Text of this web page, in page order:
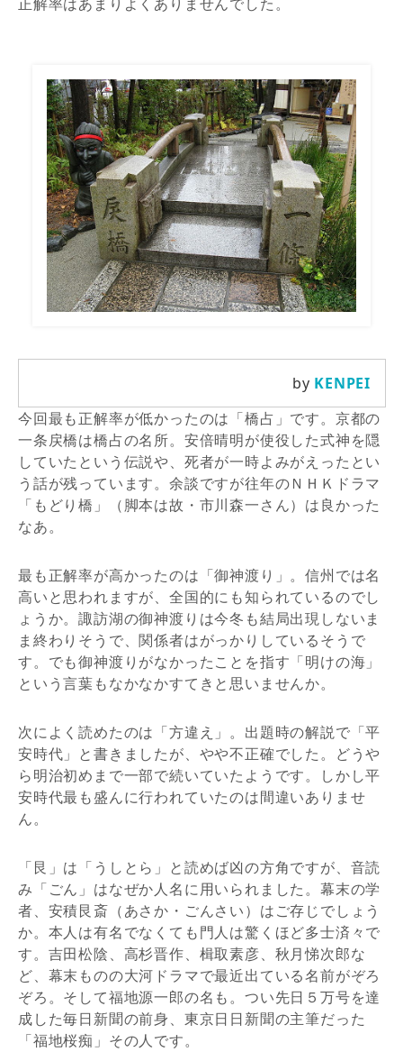
by KENPEI
今回最も正解率が低かったのは「橋占」です。京都の
一条戻橋は橋占の名所。安倍晴明が使役した式神を隠
していたという伝説や、死者が一時よみがえったとい
う話が残っています。余談ですが往年のＮＨＫドラマ
「もどり橋」（脚本は故・市川森一さん）は良かった
なあ。
最も正解率が高かったのは「御神渡り」。信州では名
高いと思われますが、全国的にも知られているのでし
ょうか。諏訪湖の御神渡りは今冬も結局出現しないま
ま終わりそうで、関係者はがっかりしているそうで
す。でも御神渡りがなかったことを指す「明けの海」
という言葉もなかなかすてきと思いませんか。
次によく読めたのは「方違え」。出題時の解説で「平
安時代」と書きましたが、やや不正確でした。どうや
ら明治初めまで一部で続いていたようです。しかし平
安時代最も盛んに行われていたのは間違いありませ
ん。
「艮」は「うしとら」と読めば凶の方角ですが、音読
み「ごん」はなぜか人名に用いられました。幕末の学
者、安積艮斎（あさか・ごんさい）はご存じでしょう
か。本人は有名でなくても門人は驚くほど多士済々で
す。吉田松陰、高杉晋作、楫取素彦、秋月悌次郎な
ど、幕末ものの大河ドラマで最近出ている名前がぞろ
ぞろ。そして福地源一郎の名も。つい先日５万号を達
成した毎日新聞の前身、東京日日新聞の主筆だった
「福地桜痴」その人です。